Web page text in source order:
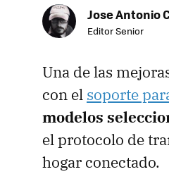
Jose Antonio
Editor Senior
Una de las
con el soporte
modelos
el protocolo de
hogar conectado.